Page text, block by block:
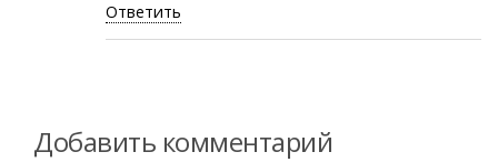
Ответить
Добавить комментарий